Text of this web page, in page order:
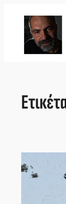
περιεχόμενο